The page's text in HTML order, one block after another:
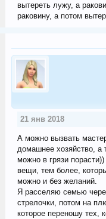
вытереть лужу, а
раковину, а потом
21 янв 2018
А можно вызвать
домашнее хозяйство, а
можно в грязи
вещи, тем более,
можно и без желаний.
Я расселяю семью
стрелочки, потом на
которое переношу тех,